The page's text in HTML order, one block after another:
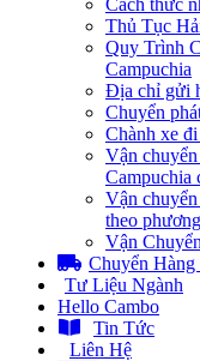
Cách thức
Thủ Tục
Quy Trình
Campuchia
Địa chỉ gửi
Chuyển
Chành xe
Vận
Campuchia
Vận
theo
Vận
Chuyển
Tư Liệu Ngành
Hello Cambo
Tin Tức
Liên Hệ